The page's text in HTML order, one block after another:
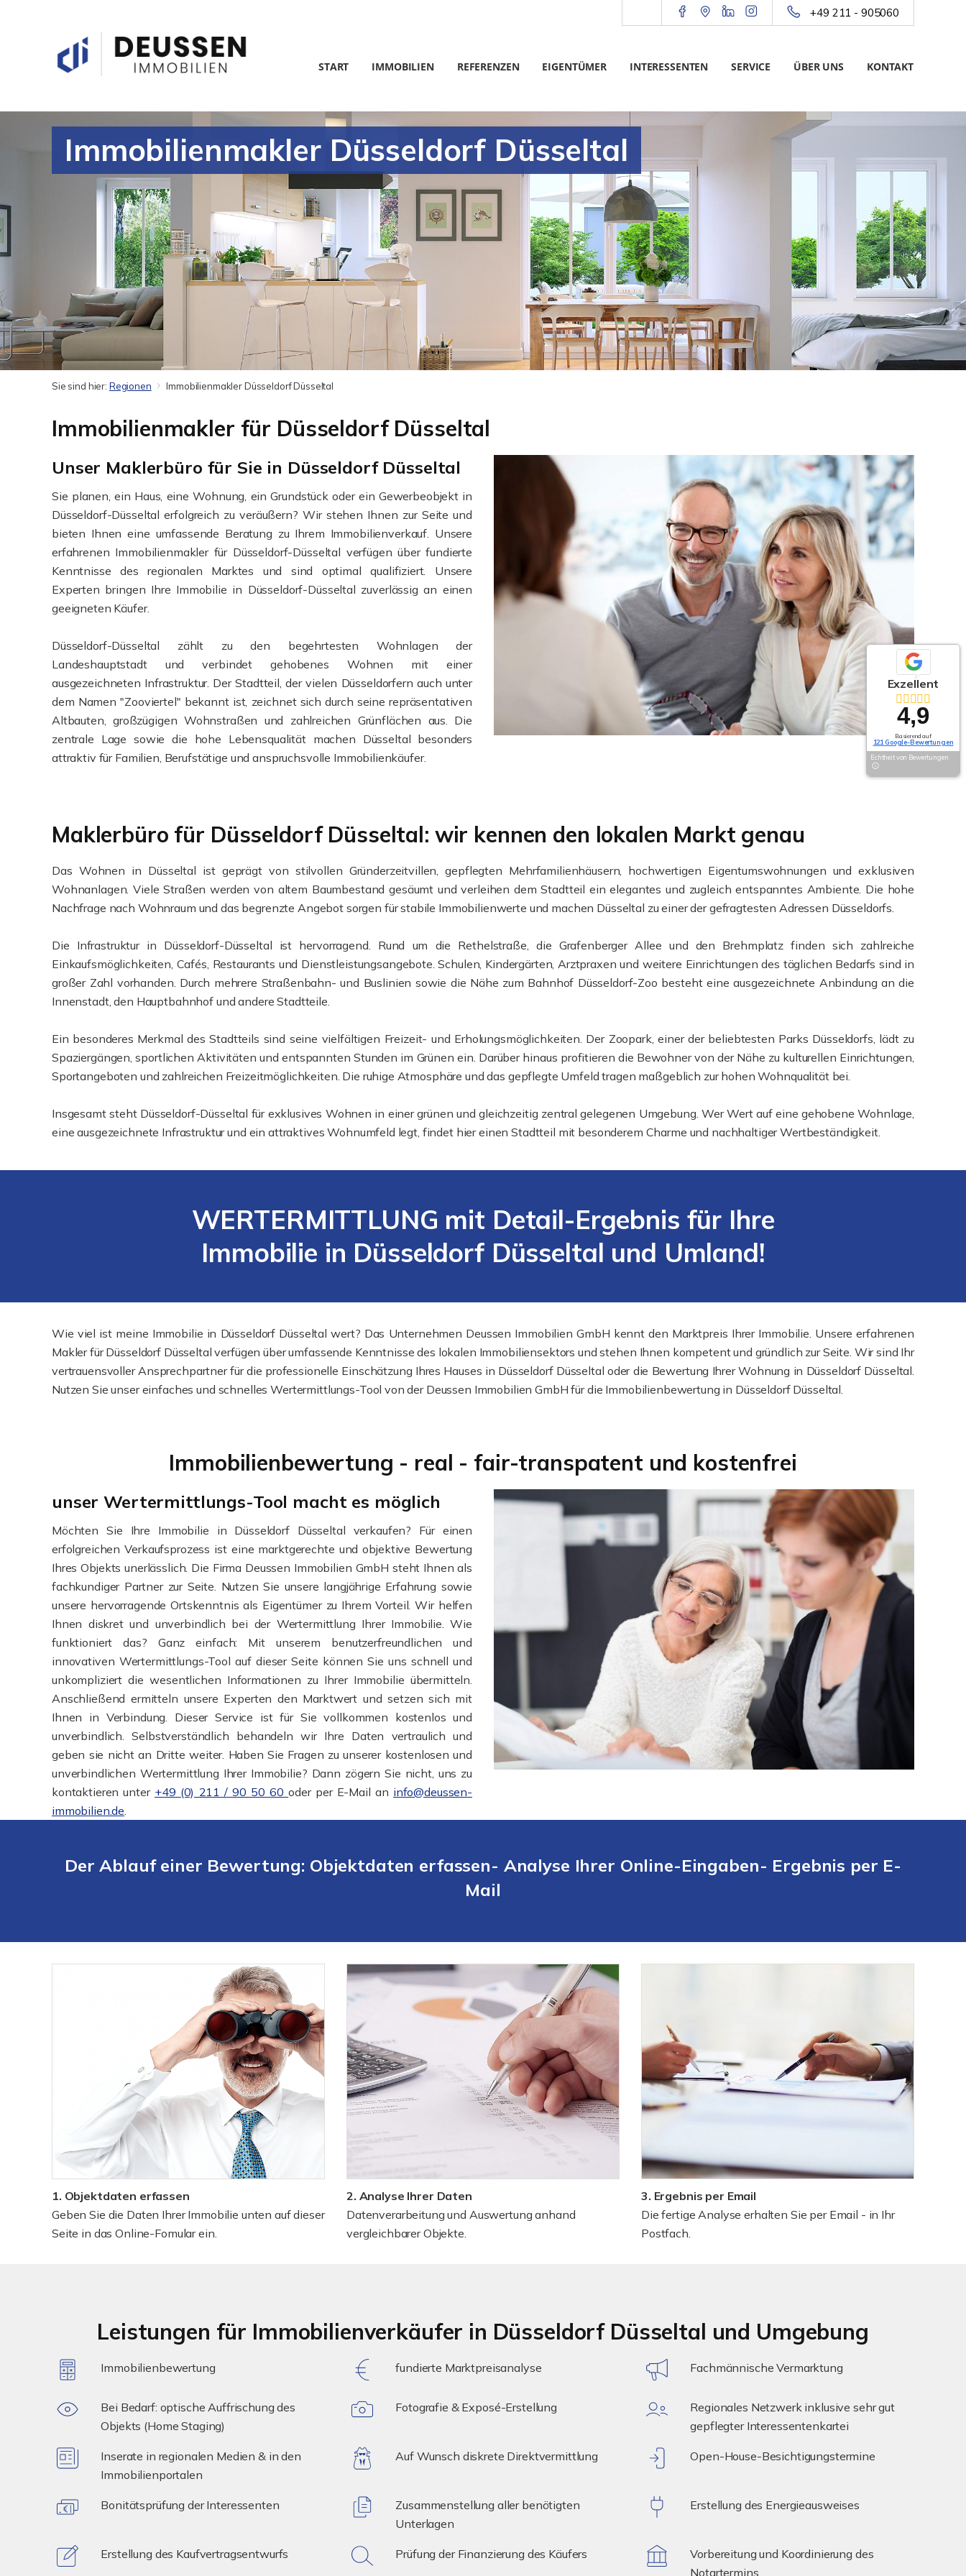
+49 211 - 905060
START IMMOBILIEN REFERENZEN EIGENTÜMER INTERESSENTEN SERVICE ÜBER UNS KONTAKT
Immobilienmakler Düsseldorf Düsseltal
Sie sind hier: Regionen Immobilienmakler Düsseldorf Düsseltal
Immobilienmakler für Düsseldorf Düsseltal
Unser Maklerbüro für Sie in Düsseldorf Düsseltal
Sie planen, ein Haus, eine Wohnung, ein Grundstück oder ein Gewerbeobjekt in
Düsseldorf-Düsseltal erfolgreich zu veräußern? Wir stehen Ihnen zur Seite und
bieten Ihnen eine umfassende Beratung zu Ihrem Immobilienverkauf. Unsere
erfahrenen Immobilienmakler für Düsseldorf-Düsseltal verfügen über fundierte
Kenntnisse des regionalen Marktes und sind optimal qualifiziert. Unsere
Experten bringen Ihre Immobilie in Düsseldorf-Düsseltal zuverlässig an einen
geeigneten Käufer.
Düsseldorf-Düsseltal zählt zu den begehrtesten Wohnlagen der
Landeshauptstadt und verbindet gehobenes Wohnen mit einer
ausgezeichneten Infrastruktur. Der Stadtteil, der vielen Düsseldorfern auch unter
dem Namen "Zooviertel" bekannt ist, zeichnet sich durch seine repräsentativen
Altbauten, großzügigen Wohnstraßen und zahlreichen Grünflächen aus. Die
zentrale Lage sowie die hohe Lebensqualität machen Düsseltal besonders
attraktiv für Familien, Berufstätige und anspruchsvolle Immobilienkäufer.
Maklerbüro für Düsseldorf Düsseltal: wir kennen den lokalen Markt genau
Das Wohnen in Düsseltal ist geprägt von stilvollen Gründerzeitvillen, gepflegten Mehrfamilienhäusern, hochwertigen Eigentumswohnungen und exklusiven
Wohnanlagen. Viele Straßen werden von altem Baumbestand gesäumt und verleihen dem Stadtteil ein elegantes und zugleich entspanntes Ambiente. Die hohe
Nachfrage nach Wohnraum und das begrenzte Angebot sorgen für stabile Immobilienwerte und machen Düsseltal zu einer der gefragtesten Adressen Düsseldorfs.
Die Infrastruktur in Düsseldorf-Düsseltal ist hervorragend. Rund um die Rethelstraße, die Grafenberger Allee und den Brehmplatz finden sich zahlreiche
Einkaufsmöglichkeiten, Cafés, Restaurants und Dienstleistungsangebote. Schulen, Kindergärten, Arztpraxen und weitere Einrichtungen des täglichen Bedarfs sind in
großer Zahl vorhanden. Durch mehrere Straßenbahn- und Buslinien sowie die Nähe zum Bahnhof Düsseldorf-Zoo besteht eine ausgezeichnete Anbindung an die
Innenstadt, den Hauptbahnhof und andere Stadtteile.
Ein besonderes Merkmal des Stadtteils sind seine vielfältigen Freizeit- und Erholungsmöglichkeiten. Der Zoopark, einer der beliebtesten Parks Düsseldorfs, lädt zu
Spaziergängen, sportlichen Aktivitäten und entspannten Stunden im Grünen ein. Darüber hinaus profitieren die Bewohner von der Nähe zu kulturellen Einrichtungen,
Sportangeboten und zahlreichen Freizeitmöglichkeiten. Die ruhige Atmosphäre und das gepflegte Umfeld tragen maßgeblich zur hohen Wohnqualität bei.
Insgesamt steht Düsseldorf-Düsseltal für exklusives Wohnen in einer grünen und gleichzeitig zentral gelegenen Umgebung. Wer Wert auf eine gehobene Wohnlage,
eine ausgezeichnete Infrastruktur und ein attraktives Wohnumfeld legt, findet hier einen Stadtteil mit besonderem Charme und nachhaltiger Wertbeständigkeit.
WERTERMITTLUNG mit Detail-Ergebnis für Ihre
Immobilie in Düsseldorf Düsseltal und Umland!
Wie viel ist meine Immobilie in Düsseldorf Düsseltal wert? Das Unternehmen Deussen Immobilien GmbH kennt den Marktpreis Ihrer Immobilie. Unsere erfahrenen
Makler für Düsseldorf Düsseltal verfügen über umfassende Kenntnisse des lokalen Immobiliensektors und stehen Ihnen kompetent und gründlich zur Seite. Wir sind Ihr
vertrauensvoller Ansprechpartner für die professionelle Einschätzung Ihres Hauses in Düsseldorf Düsseltal oder die Bewertung Ihrer Wohnung in Düsseldorf Düsseltal.
Nutzen Sie unser einfaches und schnelles Wertermittlungs-Tool von der Deussen Immobilien GmbH für die Immobilienbewertung in Düsseldorf Düsseltal.
Immobilienbewertung - real - fair-transpatent und kostenfrei
unser Wertermittlungs-Tool macht es möglich
Möchten Sie Ihre Immobilie in Düsseldorf Düsseltal verkaufen? Für einen
erfolgreichen Verkaufsprozess ist eine marktgerechte und objektive Bewertung
Ihres Objekts unerlässlich. Die Firma Deussen Immobilien GmbH steht Ihnen als
fachkundiger Partner zur Seite. Nutzen Sie unsere langjährige Erfahrung sowie
unsere hervorragende Ortskenntnis als Eigentümer zu Ihrem Vorteil. Wir helfen
Ihnen diskret und unverbindlich bei der Wertermittlung Ihrer Immobilie. Wie
funktioniert das? Ganz einfach: Mit unserem benutzerfreundlichen und
innovativen Wertermittlungs-Tool auf dieser Seite können Sie uns schnell und
unkompliziert die wesentlichen Informationen zu Ihrer Immobilie übermitteln.
Anschließend ermitteln unsere Experten den Marktwert und setzen sich mit
Ihnen in Verbindung. Dieser Service ist für Sie vollkommen kostenlos und
unverbindlich. Selbstverständlich behandeln wir Ihre Daten vertraulich und
geben sie nicht an Dritte weiter. Haben Sie Fragen zu unserer kostenlosen und
unverbindlichen Wertermittlung Ihrer Immobilie? Dann zögern Sie nicht, uns zu
kontaktieren unter +49 (0) 211 / 90 50 60oder per E-Mail an info@deussen-
immobilien.de.
Der Ablauf einer Bewertung: Objektdaten erfassen- Analyse Ihrer Online-Eingaben- Ergebnis per E-
Mail
1. Objektdaten erfassen
Geben Sie die Daten Ihrer Immobilie unten auf dieser
Seite in das Online-Fomular ein.
2. Analyse Ihrer Daten
Datenverarbeitung und Auswertung anhand
vergleichbarer Objekte.
3. Ergebnis per Email
Die fertige Analyse erhalten Sie per Email - in Ihr
Postfach.
Leistungen für Immobilienverkäufer in Düsseldorf Düsseltal und Umgebung
Immobilienbewertung fundierte Marktpreisanalyse Fachmännische Vermarktung
Bei Bedarf: optische Auffrischung des
Objekts (Home Staging)
Fotografie & Exposé-Erstellung
Regionales Netzwerk inklusive sehr gut
gepflegter Interessentenkartei
Inserate in regionalen Medien & in den
Immobilienportalen
Auf Wunsch diskrete Direktvermittlung Open-House-Besichtigungstermine
Bonitätsprüfung der Interessenten
Zusammenstellung aller benötigten
Unterlagen
Erstellung des Energieausweises
Erstellung des Kaufvertragsentwurfs Prüfung der Finanzierung des Käufers
Vorbereitung und Koordinierung des
Notartermins
Exzellent
4,9
Basierend auf
121 Google-Bewertungen
Echtheit von Bewertungen